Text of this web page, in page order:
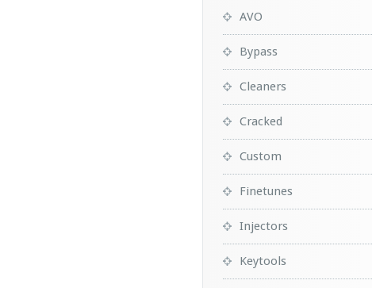
AVO
Bypass
Cleaners
Cracked
Custom
Finetunes
Injectors
Keytools